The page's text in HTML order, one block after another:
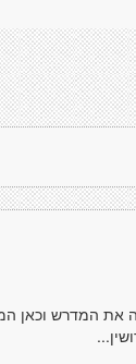
את המדרש וכאן